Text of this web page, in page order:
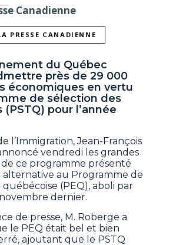
Canadienne
PRESSE CANADIENNE
du Québec
près de 29 000
économiques en vertu
de sélection des
(PSTQ) pour l’année
l’Immigration, Jean-François
vendredi les grandes
ce programme présenté
au Programme de
québécoise (PEQ), aboli par
dernier.
de presse, M. Roberge a
le PEQ était bel et bien
ajoutant que le PSTQ